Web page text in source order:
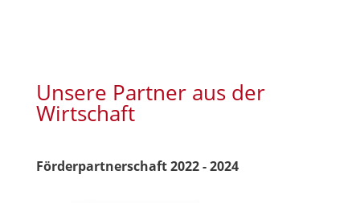
Unsere Partner aus der
Wirtschaft
Förderpartnerschaft 2022 - 2024